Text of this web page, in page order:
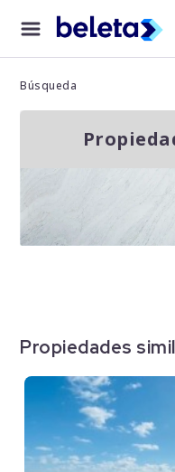
Búsqueda
Propiedades